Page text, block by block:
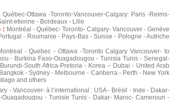
Québec-Ottawa -Toronto-Vancouver-Calgary: Paris -Reims-
etienne - Bordeaux - Lille
: Montréal - Québec- Toronto- Calgary- Vancouver - Genève
- Roumanie - Pays-Bas - Suisse - Pologne - Autriche
- Quebec - Ottawa -Toronto Calgary Vancouver- to
- Burkina Faso-Ouagadougou - Tunisia Tunis - Senegal-
South Africa-Pretoria - Korea – Dubai - United Arab
- Sydney - Melbourne - Canberra - Perth - New York
and others
- Vancouver- à l’international : USA - Brésil - Inde - Dakar-
- Tunisie Tunis - Dakar- Maroc- Cameroun -